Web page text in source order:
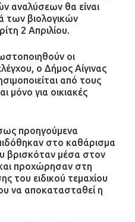
αναλύσεων θα είναι
των βιολογικών
2 Απριλίου.
οι
ο Δήμος Αίγινας
από τους
μόνο για οικιακές
προηγούμενα
στο καθάρισμα
βρισκόταν μέσα στον
προχώρησαν στη
του ειδικού τεμαχίου
να αποκατασταθεί η